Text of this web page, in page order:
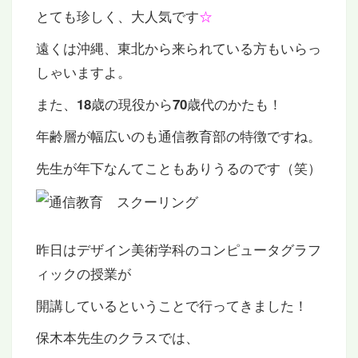
とても珍しく、大人気です☆
遠くは沖縄、東北から来られている方もいらっ
しゃいますよ。
また、 18歳の現役から70歳代のかたも！
年齢層が幅広いのも通信教育部の特徴ですね。
先生が年下なんてこともありうるのです（笑）
昨日はデザイン美術学科のコンピュータグラフ
ィックの授業が
開講しているということで行ってきました！
保木本先生のクラスでは、